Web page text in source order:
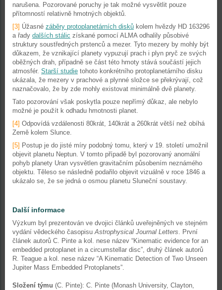
narušena. Pozorované poruchy je tak možné vysvětlit pouze
přítomností relativně hmotných objektů.
[3] Úžasné záběry protoplanetárních disků kolem hvězdy HD 163296
a řady dalších stálic získané pomocí ALMA odhalily působivé
struktury soustředných prstenců a mezer. Tyto mezery by mohly být
důkazem, že vznikající planety vypuzují prach i plyn pryč ze svých
oběžných drah, případně se část této hmoty stává součástí jejich
atmosfér. Starší studie tohoto konkrétního protoplanetárního disku
ukázala, že mezery v prachové a plynné složce se překrývají, což
naznačovalo, že by zde mohly existovat minimálně dvě planety.
Tato pozorování však poskytla pouze nepřímý důkaz, ale nebylo
možné je použít k odhadu hmotnosti planet.
[4] Odpovídá vzdálenosti 80krát, 140krát a 260krát větší než obíhá
Země kolem Slunce.
[5] Postup je do jisté míry podobný tomu, který v 19. století umožnil
objevit planetu Neptun. V tomto případě byl pozorovaný anomální
pohyb planety Uran vysvětlen gravitačním působením neznámého
objektu. Těleso se následně podařilo objevit vizuálně v roce 1846 a
ukázalo se, že se jedná o osmou planetu Sluneční soustavy.
Další informace
Výzkum byl prezentován ve dvojici článků uveřejněných ve stejném
vydání vědeckého časopisuAstrophysical Journal Letters. První
článek autorů C. Pinte a kol. nese název “Kinematic evidence for an
embedded protoplanet in a circumstellar disc”, druhý článek autorů
R. Teague a kol. nese název “A Kinematic Detection of Two Unseen
Jupiter Mass Embedded Protoplanets”.
Složení týmu (C. Pinte): C. Pinte (Monash University, Clayton,